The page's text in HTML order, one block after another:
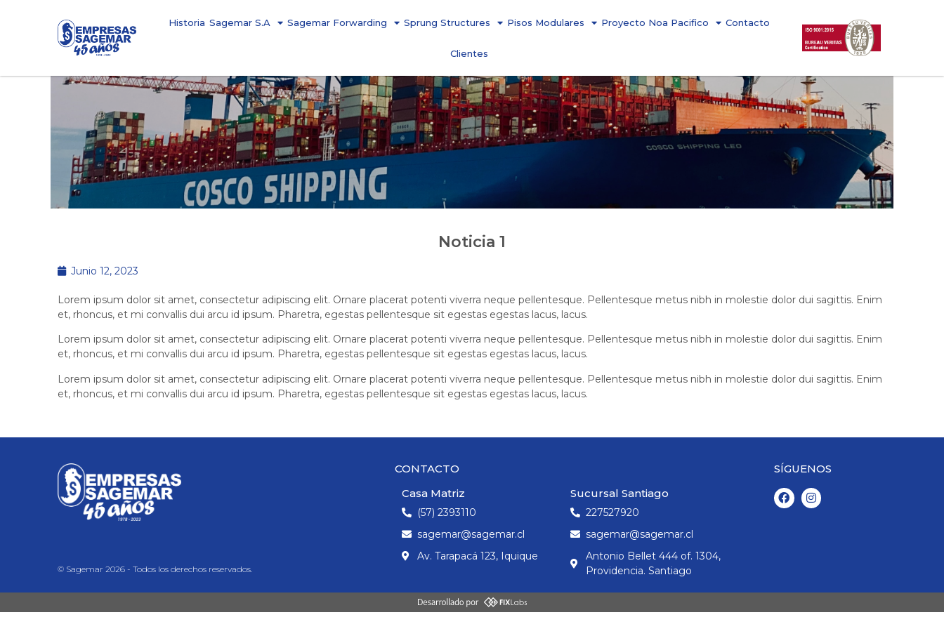
Historia Sagemar S.A Sagemar Forwarding Sprung Structures Pisos Modulares Proyecto Noa Pacifico Contacto
Clientes
Noticia 1
Junio 12, 2023
Lorem ipsum dolor sit amet, consectetur adipiscing elit. Ornare placerat potenti viverra neque pellentesque. Pellentesque metus nibh in molestie dolor dui sagittis. Enim
et, rhoncus, et mi convallis dui arcu id ipsum. Pharetra, egestas pellentesque sit egestas egestas lacus, lacus.
Lorem ipsum dolor sit amet, consectetur adipiscing elit. Ornare placerat potenti viverra neque pellentesque. Pellentesque metus nibh in molestie dolor dui sagittis. Enim
et, rhoncus, et mi convallis dui arcu id ipsum. Pharetra, egestas pellentesque sit egestas egestas lacus, lacus.
Lorem ipsum dolor sit amet, consectetur adipiscing elit. Ornare placerat potenti viverra neque pellentesque. Pellentesque metus nibh in molestie dolor dui sagittis. Enim
et, rhoncus, et mi convallis dui arcu id ipsum. Pharetra, egestas pellentesque sit egestas egestas lacus, lacus.
© Sagemar 2026 - Todos los derechos reservados.
CONTACTO
Casa Matriz
(57) 2393110
sagemar@sagemar.cl
Av. Tarapacá 123, Iquique
Sucursal Santiago
227527920
sagemar@sagemar.cl
Antonio Bellet 444 of. 1304,
Providencia. Santiago
SÍGUENOS